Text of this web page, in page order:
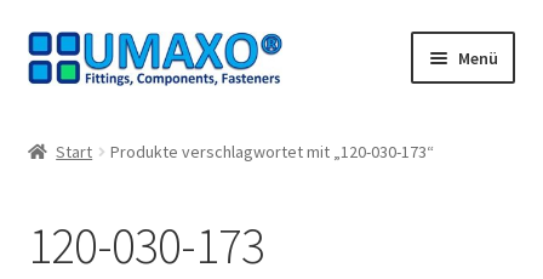
Zur
Navigation
Zum
Inhalt
Menü
Datenschutz
Start Produkte verschlagwortet mit „120-030-173“
120-030-173